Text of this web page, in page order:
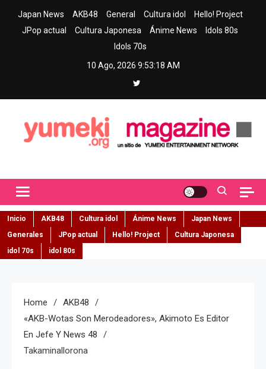
Japan News AKB48 General Cultura idol
Hello! Project
JPop actual
Cultura Japonesa Ánime News
Idols 80s
Idols 70s
10 Ago, 2026 9:53:18 AM
Inicio AKB48 Cultura idol Ánime News
Japan News
Generales
JPop actual Hello! Project
Cultura Japonesa
idol 70s
idol 80s
Home
AKB48
«AKB-Wotas Son Merodeadores», Akimoto Es Editor
En Jefe Y News 48
Takaminallorona